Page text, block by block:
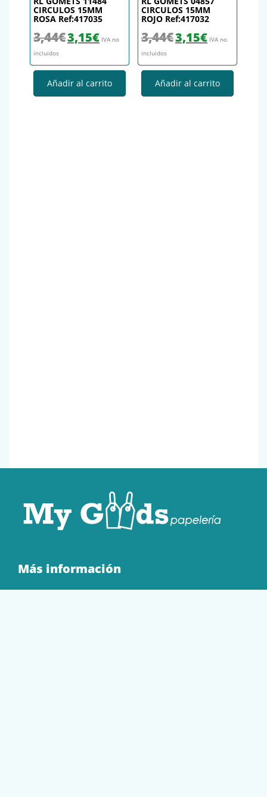
CIRCULOS 15MM
ROSA Ref:417035
3,44€ El precio original era: 3,44€.
3,15€El precio actual es: 3,15€.
IVA no
incluidos
Añadir al carrito
CIRCULOS 15MM
ROJO Ref:417032
3,44€ El precio original era: 3,44€.
3,15€El precio actual
IVA no
incluidos
Añadir al carrito
Más información